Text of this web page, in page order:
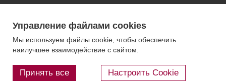
Контакты Блог
Управление файлами cookies
Мы используем файлы cookie, чтобы обеспечить
наилучшее взаимодействие с сайтом.
Принять все Настроить Cookie